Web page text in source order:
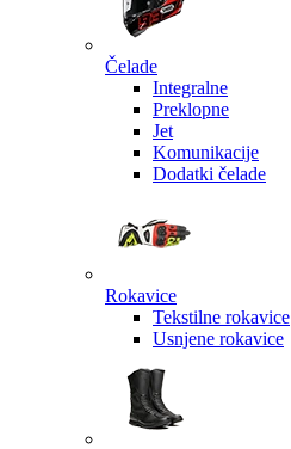
Čelade
Integralne
Preklopne
Jet
Komunikacije
Dodatki čelade
Rokavice
Tekstilne rokavice
Usnjene rokavice